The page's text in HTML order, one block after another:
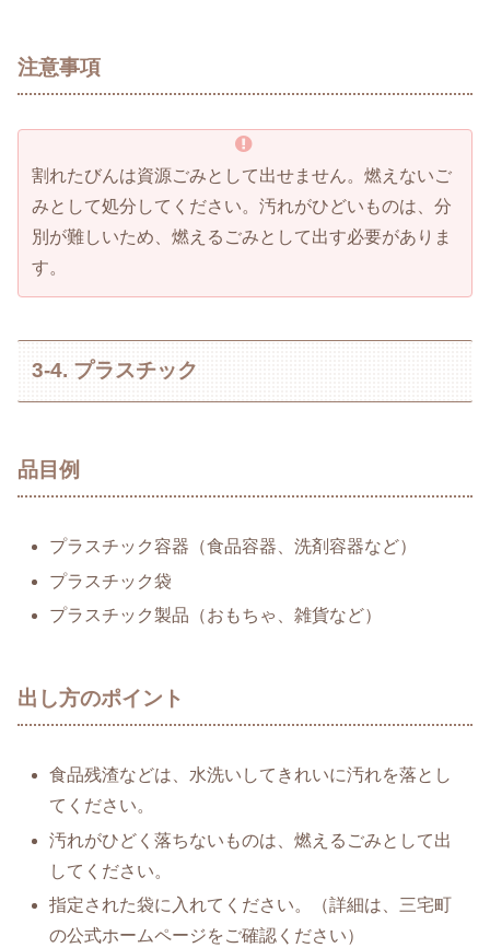
注意事項
割れたびんは資源ごみとして出せません。燃えないご
みとして処分してください。汚れがひどいものは、分
別が難しいため、燃えるごみとして出す必要がありま
す。
3-4. プラスチック
品目例
プラスチック容器（食品容器、洗剤容器など）
プラスチック袋
プラスチック製品（おもちゃ、雑貨など）
出し方のポイント
食品残渣などは、水洗いしてきれいに汚れを落とし
てください。
汚れがひどく落ちないものは、燃えるごみとして出
してください。
指定された袋に入れてください。（詳細は、三宅町
の公式ホームページをご確認ください）